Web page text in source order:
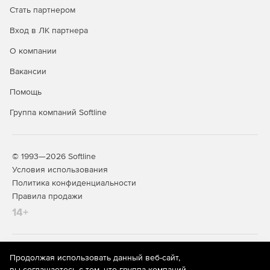
Ключевые функции
Администрирование
Ускоренная работа с большим объемом данных.
Организация работы удаленных филиалов и коллег.
Технологичность
Защита информации.
Стать партнером
Вход в ЛК партнера
О компании
Вакансии
Помощь
Группа компаний Softline
© 1993—2026 Softline
Условия использования
Политика конфиденциальности
Правила продажи
14+
На информационном ресурсе store.softline.ru применяются
рекомендательные технологии
(информационные технологии
Продолжая использовать данный веб-сайт,